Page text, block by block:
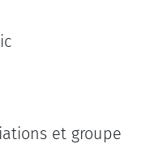
et groupe